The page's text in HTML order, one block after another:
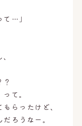
て…」
て。
らったけど、
ろうなー。